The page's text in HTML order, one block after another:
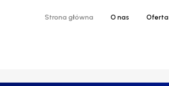
Strona główna O nas Oferta